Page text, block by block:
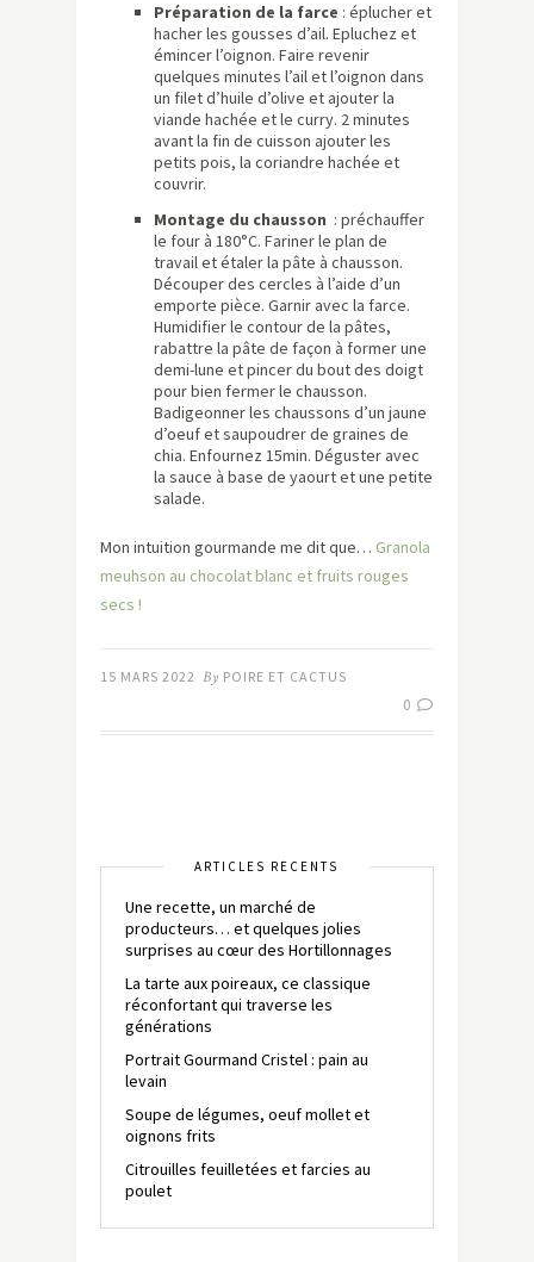
Préparation de la farce : éplucher et
hacher les gousses d’ail. Epluchez et
émincer l’oignon. Faire revenir
quelques minutes l’ail et l’oignon dans
un filet d’huile d’olive et ajouter la
viande hachée et le curry. 2 minutes
avant la fin de cuisson ajouter les
petits pois, la coriandre hachée et
couvrir.
Montage du chausson : préchauffer
le four à 180°C. Fariner le plan de
travail et étaler la pâte à chausson.
Découper des cercles à l’aide d’un
emporte pièce. Garnir avec la farce.
Humidifier le contour de la pâtes,
rabattre la pâte de façon à former une
demi-lune et pincer du bout des doigt
pour bien fermer le chausson.
Badigeonner les chaussons d’un jaune
d’oeuf et saupoudrer de graines de
chia. Enfournez 15min. Déguster avec
la sauce à base de yaourt et une petite
salade.
Mon intuition gourmande me dit que… Granola
meuhson au chocolat blanc et fruits rouges
secs !
15 MARS 2022 By POIRE ET CACTUS
0
ARTICLES RÉCENTS
Une recette, un marché de
producteurs… et quelques jolies
surprises au cœur des Hortillonnages
La tarte aux poireaux, ce classique
réconfortant qui traverse les
générations
Portrait Gourmand Cristel : pain au
levain
Soupe de légumes, oeuf mollet et
oignons frits
Citrouilles feuilletées et farcies au
poulet